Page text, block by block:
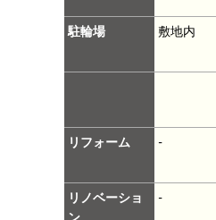
駐輪場 敷地内
リフォーム -
リノベーショ
-